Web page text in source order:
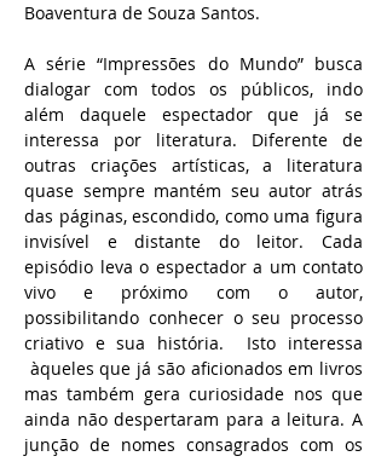
Boaventura de Souza Santos.
A série “Impressões do Mundo” busca
dialogar com todos os públicos, indo
além daquele espectador que já se
interessa por literatura. Diferente de
outras criações artísticas, a literatura
quase sempre mantém seu autor atrás
das páginas, escondido, como uma figura
invisível e distante do leitor. Cada
episódio leva o espectador a um contato
vivo e próximo com o autor,
possibilitando conhecer o seu processo
criativo e sua história. Isto interessa
àqueles que já são aficionados em livros
mas também gera curiosidade nos que
ainda não despertaram para a leitura. A
junção de nomes consagrados com os